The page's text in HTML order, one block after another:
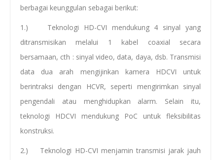
berbagai keunggulan sebagai berikut:
1.) Teknologi HD-CVI mendukung 4 sinyal yang
ditransmisikan melalui 1 kabel coaxial secara
bersamaan, cth : sinyal video, data, daya, dsb. Transmisi
data dua arah mengijinkan kamera HDCVI untuk
berintraksi dengan HCVR, seperti mengirimkan sinyal
pengendali atau menghidupkan alarm. Selain itu,
teknologi HDCVI mendukung PoC untuk fleksibilitas
konstruksi.
2.) Teknologi HD-CVI menjamin transmisi jarak jauh